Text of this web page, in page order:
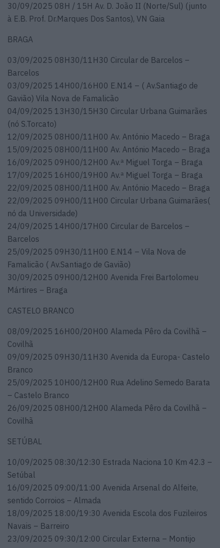
30/09/2025 08H / 15H Av. D. João II (Norte/Sul) (junto
à E.B. Prof. Dr.Marques Dos Santos), VN Gaia
BRAGA
03/09/2025 08H30/11H30 Circular de Barcelos –
Barcelos
03/09/2025 14H00/16H00 E.N14 – ( Av.Santiago de
Gavião) Vila Nova de Famalicão
04/09/2025 13H30/15H30 Circular Urbana Guimarães
(nó S.Torcato)
12/09/2025 08H00/11H00 Av. António Macedo – Braga
15/09/2025 08H00/11H00 Av. António Macedo – Braga
16/09/2025 09H00/12H00 Av.ª Miguel Torga – Braga
17/09/2025 16H00/19H00 Av.ª Miguel Torga – Braga
22/09/2025 08H00/11H00 Av. António Macedo – Braga
22/09/2025 09H00/11H00 Circular Urbana Guimarães(
nó da Universidade)
24/09/2025 14H00/17H00 Circular de Barcelos –
Barcelos
25/09/2025 09H30/11H00 E.N14 – Vila Nova de
Famalicão ( Av.Santiago de Gavião)
30/09/2025 09H00/12H00 Avenida Frei Bartolomeu
Mártires – Braga
CASTELO BRANCO
08/09/2025 16H00/20H00 Alameda Pêro da Covilhã –
Covilhã
09/09/2025 09H30/11H30 Avenida da Europa- Castelo
Branco
25/09/2025 10H00/12H00 Rua Adelino Semedo Barata
– Castelo Branco
26/09/2025 08H00/12H00 Alameda Pêro da Covilhã –
Covilhã
SETÚBAL
10/09/2025 08:30/12:30 Estrada Naciona 10 Km 42.3 –
Setúbal
16/09/2025 09:00/11:00 Avenida Arsenal do Alfeite,
sentido Corroios – Almada
18/09/2025 18:00/19:30 Avenida Escola dos Fuzileiros
Navais – Barreiro
23/09/2025 09:30/12:00 Circular Externa – Montijo